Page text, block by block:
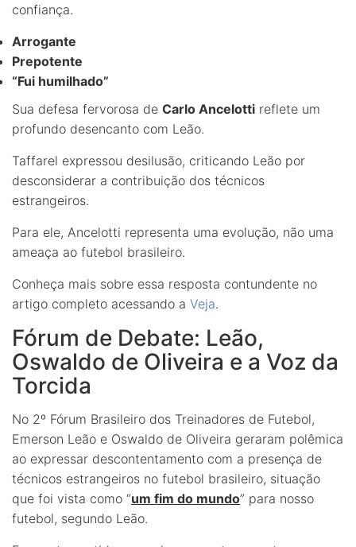
confiança.
Arrogante
Prepotente
“Fui humilhado”
Sua defesa fervorosa de Carlo Ancelotti reflete um
profundo desencanto com Leão.
Taffarel expressou desilusão, criticando Leão por
desconsiderar a contribuição dos técnicos
estrangeiros.
Para ele, Ancelotti representa uma evolução, não uma
ameaça ao futebol brasileiro.
Conheça mais sobre essa resposta contundente no
artigo completo acessando a Veja.
Fórum de Debate: Leão,
Oswaldo de Oliveira e a Voz da
Torcida
No 2º Fórum Brasileiro dos Treinadores de Futebol,
Emerson Leão e Oswaldo de Oliveira geraram polêmica
ao expressar descontentamento com a presença de
técnicos estrangeiros no futebol brasileiro, situação
que foi vista como “um fim do mundo” para nosso
futebol, segundo Leão.